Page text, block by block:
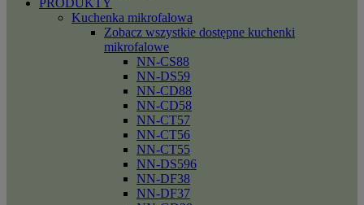
PRODUKTY
Kuchenka mikrofalowa
Zobacz wszystkie dostępne kuchenki
mikrofalowe
NN-CS88
NN-DS59
NN-CD88
NN-CD58
NN-CT57
NN-CT56
NN-CT55
NN-DS596
NN-DF38
NN-DF37